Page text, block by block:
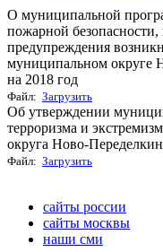
О муниципальной
пожарной
предупреждения
муниципальном округе
на 2018 год
Файл: Загрузить
Об утверждении
терроризма и
округа Ново-
Файл: Загрузить
сайты россии
сайты москвы
наши сми